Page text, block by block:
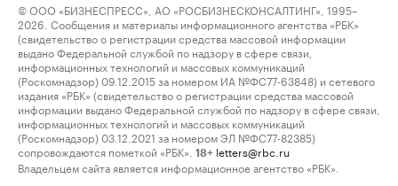
© ООО «БИЗНЕСПРЕСС», АО «РОСБИЗНЕСКОНСАЛТИНГ», 1995–
2026. Сообщения и материалы информационного агентства «РБК»
(свидетельство о регистрации средства массовой информации
выдано Федеральной службой по надзору в сфере связи,
информационных технологий и массовых коммуникаций
(Роскомнадзор) 09.12.2015 за номером ИА №ФС77-63848) и сетевого
издания «РБК» (свидетельство о регистрации средства массовой
информации выдано Федеральной службой по надзору в сфере связи,
информационных технологий и массовых коммуникаций
(Роскомнадзор) 03.12.2021 за номером ЭЛ №ФС77-82385)
сопровождаются пометкой «РБК».
18+ letters@rbc.ru
Владельцем сайта является информационное агентство «РБК».